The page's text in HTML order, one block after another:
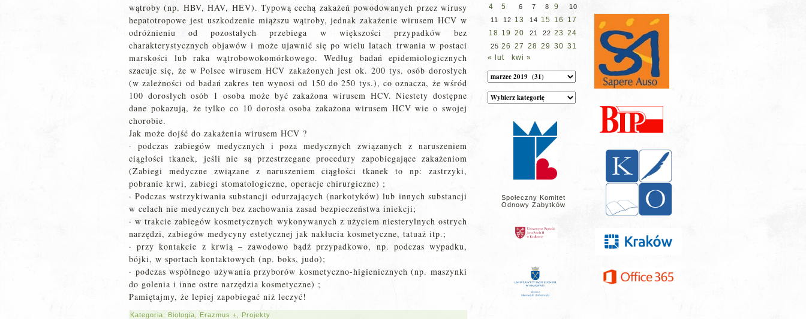
wątroby (np. HBV, HAV, HEV). Typową cechą zakażeń powodowanych przez wirusy
hepatotropowe jest uszkodzenie miąższu wątroby, jednak zakażenie wirusem HCV w
odróżnieniu od pozostałych przebiega w większości przypadków bez
charakterystycznych objawów i może ujawnić się po wielu latach trwania w postaci
marskości lub raka wątrobowokomórkowego. Według badań epidemiologicznych
szacuje się, że w Polsce wirusem HCV zakażonych jest ok. 200 tys. osób dorosłych
(w zależności od badań zakres ten wynosi od 150 do 250 tys.), co oznacza, że wśród
100 dorosłych osób 1 osoba może być zakażona wirusem HCV. Niestety dostępne
dane pokazują, że tylko co 10 dorosła osoba zakażona wirusem HCV wie o swojej
chorobie.
Jak może dojść do zakażenia wirusem HCV ?
· podczas zabiegów medycznych i poza medycznych związanych z naruszeniem
ciągłości tkanek, jeśli nie są przestrzegane procedury zapobiegające zakażeniom
(Zabiegi medyczne związane z naruszeniem ciągłości tkanek to np: zastrzyki,
pobranie krwi, zabiegi stomatologiczne, operacje chirurgiczne) ;
· Podczas wstrzykiwania substancji odurzających (narkotyków) lub innych substancji
w celach nie medycznych bez zachowania zasad bezpieczeństwa iniekcji;
· w trakcie zabiegów kosmetycznych wykonywanych z użyciem niesterylnych ostrych
narzędzi, zabiegów medycyny estetycznej jak nakłucia kosmetyczne, tatuaż itp.;
· przy kontakcie z krwią – zawodowo bądź przypadkowo, np. podczas wypadku,
bójki, w sportach kontaktowych (np. boks, judo);
· podczas wspólnego używania przyborów kosmetyczno-higienicznych (np. maszynki
do golenia i inne ostre narzędzia kosmetyczne) ;
Pamiętajmy, że lepiej zapobiegać niż leczyć!
Kategoria: Biologia Erazmus + Projekty
4
5 6 7 8 9
10
11
12 13 14 15 16
17
18 19 20 21 22 23 24
25 26 27 28 29 30 31
« lut
kwi »
Archiwum
Kategorie
wpisów
Społeczny Komitet
Odnowy Zabytków